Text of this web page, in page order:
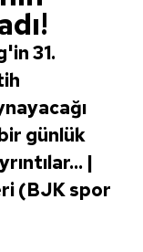
31.
bir günlük
|
(BJK spor